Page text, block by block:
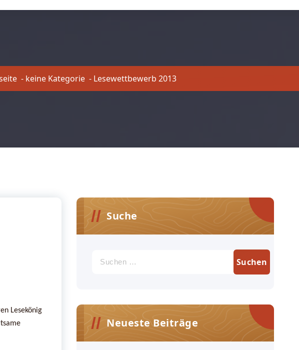
- keine Kategorie - Lesewettbewerb 2013
Lesekönig
Suche
nach:
Neueste Beiträge